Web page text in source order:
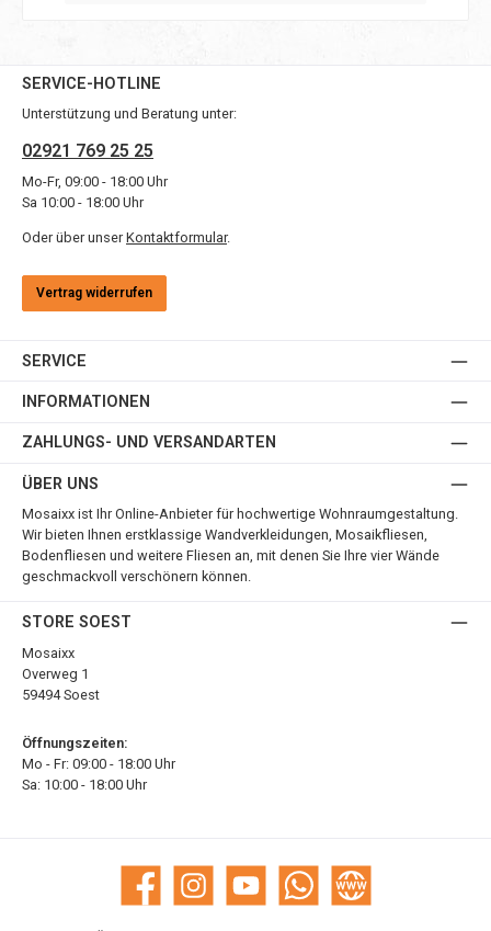
SERVICE-HOTLINE
Unterstützung und Beratung unter:
02921 769 25 25
Mo-Fr, 09:00 - 18:00 Uhr
Sa 10:00 - 18:00 Uhr
Oder über unser Kontaktformular.
Vertrag widerrufen
SERVICE
INFORMATIONEN
ZAHLUNGS- UND VERSANDARTEN
ÜBER UNS
Mosaixx ist Ihr Online-Anbieter für hochwertige Wohnraumgestaltung.
Wir bieten Ihnen erstklassige Wandverkleidungen, Mosaikfliesen,
Bodenfliesen und weitere Fliesen an, mit denen Sie Ihre vier Wände
geschmackvoll verschönern können.
STORE SOEST
Mosaixx
Overweg 1
59494 Soest
Öffnungszeiten:
Mo - Fr: 09:00 - 18:00 Uhr
Sa: 10:00 - 18:00 Uhr
Facebook Instagram YouTube WhatsApp Website